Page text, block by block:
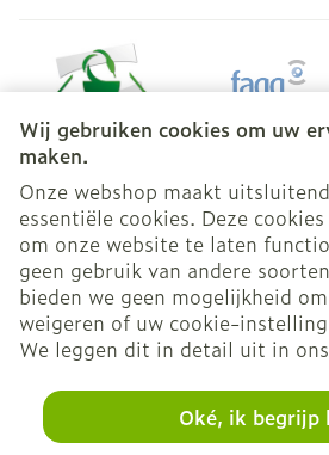
Wij gebruiken cookies om uw
maken.
Onze webshop maakt
essentiële cookies. Deze
om onze website te laten
geen gebruik van andere
bieden we geen mogelijkheid
weigeren of uw cookie-
We leggen dit in detail uit in ons
Oké, ik begrijp
Juridische links